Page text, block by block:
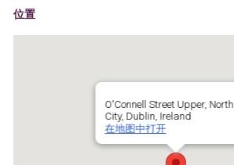
位置
O'Connell Street Upper, North
City, Dublin, Ireland
在地图中打开